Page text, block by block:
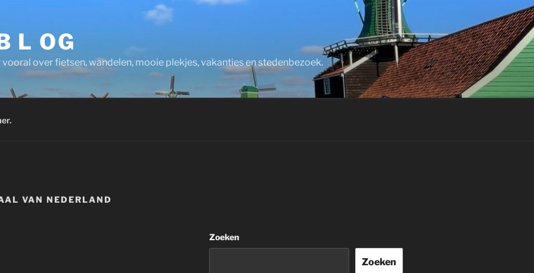
L OG
over fietsen, wandelen, mooie plekjes, vakanties en stedenbezoek.
VAN NEDERLAND
Zoeken
Zoeken